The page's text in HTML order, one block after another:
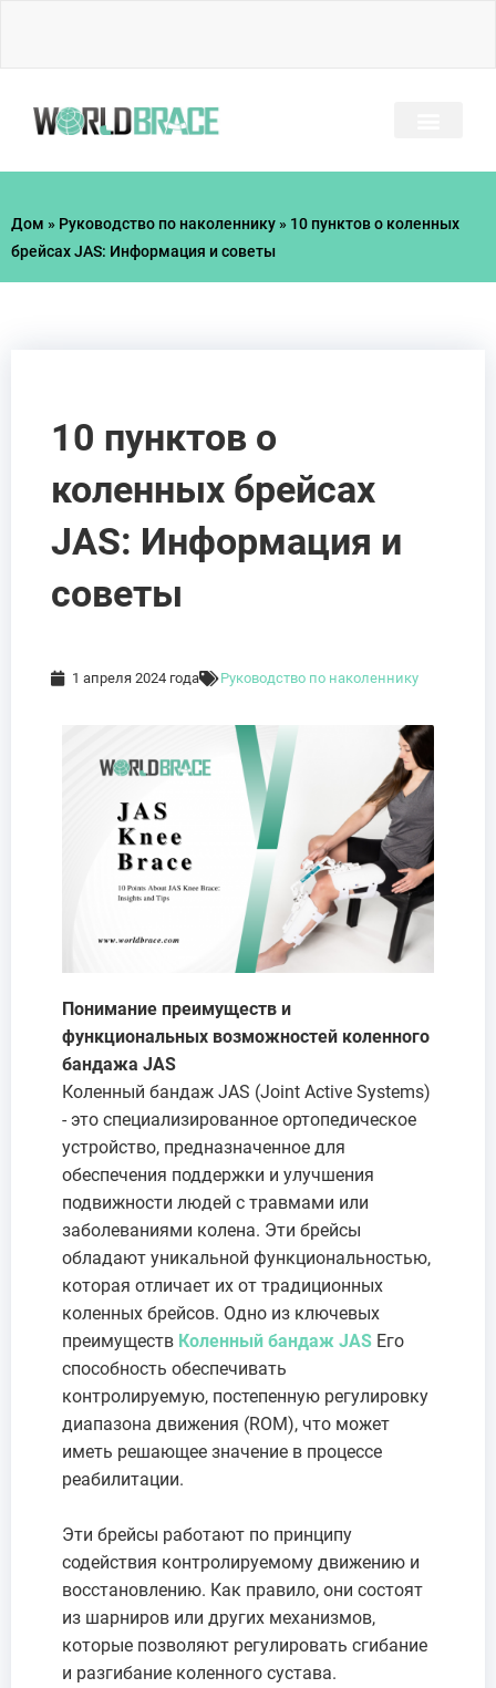
Дом » Руководство по наколеннику » 10 пунктов о коленных
брейсах JAS: Информация и советы
10 пунктов о
коленных брейсах
JAS: Информация и
советы
1 апреля 2024 года Руководство по наколеннику
Понимание преимуществ и
функциональных возможностей коленного
бандажа JAS
Коленный бандаж JAS (Joint Active Systems)
- это специализированное ортопедическое
устройство, предназначенное для
обеспечения поддержки и улучшения
подвижности людей с травмами или
заболеваниями колена. Эти брейсы
обладают уникальной функциональностью,
которая отличает их от традиционных
коленных брейсов. Одно из ключевых
преимуществ Коленный бандаж JAS Его
способность обеспечивать
контролируемую, постепенную регулировку
диапазона движения (ROM), что может
иметь решающее значение в процессе
реабилитации.
Эти брейсы работают по принципу
содействия контролируемому движению и
восстановлению. Как правило, они состоят
из шарниров или других механизмов,
которые позволяют регулировать сгибание
и разгибание коленного сустава.